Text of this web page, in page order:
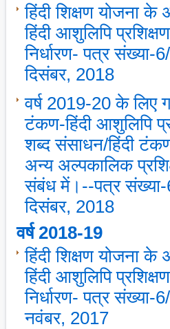
हिंदी शिक्षण योजना के
हिंदी आशुलिपि
निर्धारण- पत्र
दिसंबर, 2018
वर्ष 2019-20 के लिए
टंकण-हिंदी आशुलिपि
शब्‍द संसाधन/हिंदी टंकण
अन्‍य अल्‍पकालिक
संबंध में।--पत्र संख्‍या-
दिसंबर, 2018
वर्ष 2018-19
हिंदी शिक्षण योजना के
हिंदी आशुलिपि
निर्धारण- पत्र
नवंबर, 2017